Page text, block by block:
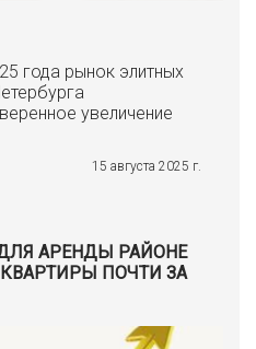
года рынок элитных
увеличение
15 августа 2025 г.
АРЕНДЫ РАЙОНЕ
ПОЧТИ ЗА